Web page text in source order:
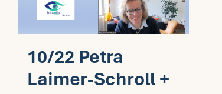
10/22 Petra
Laimer-Schroll +